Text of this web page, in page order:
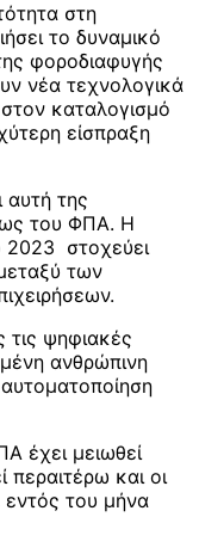
στη
το δυναμικό
φοροδιαφυγής
νέα τεχνολογικά
καταλογισμό
είσπραξη
αυτή της
του ΦΠΑ. Η
2023 στοχεύει
των
ψηφιακές
ανθρώπινη
έχει μειωθεί
και οι
εντός του μήνα